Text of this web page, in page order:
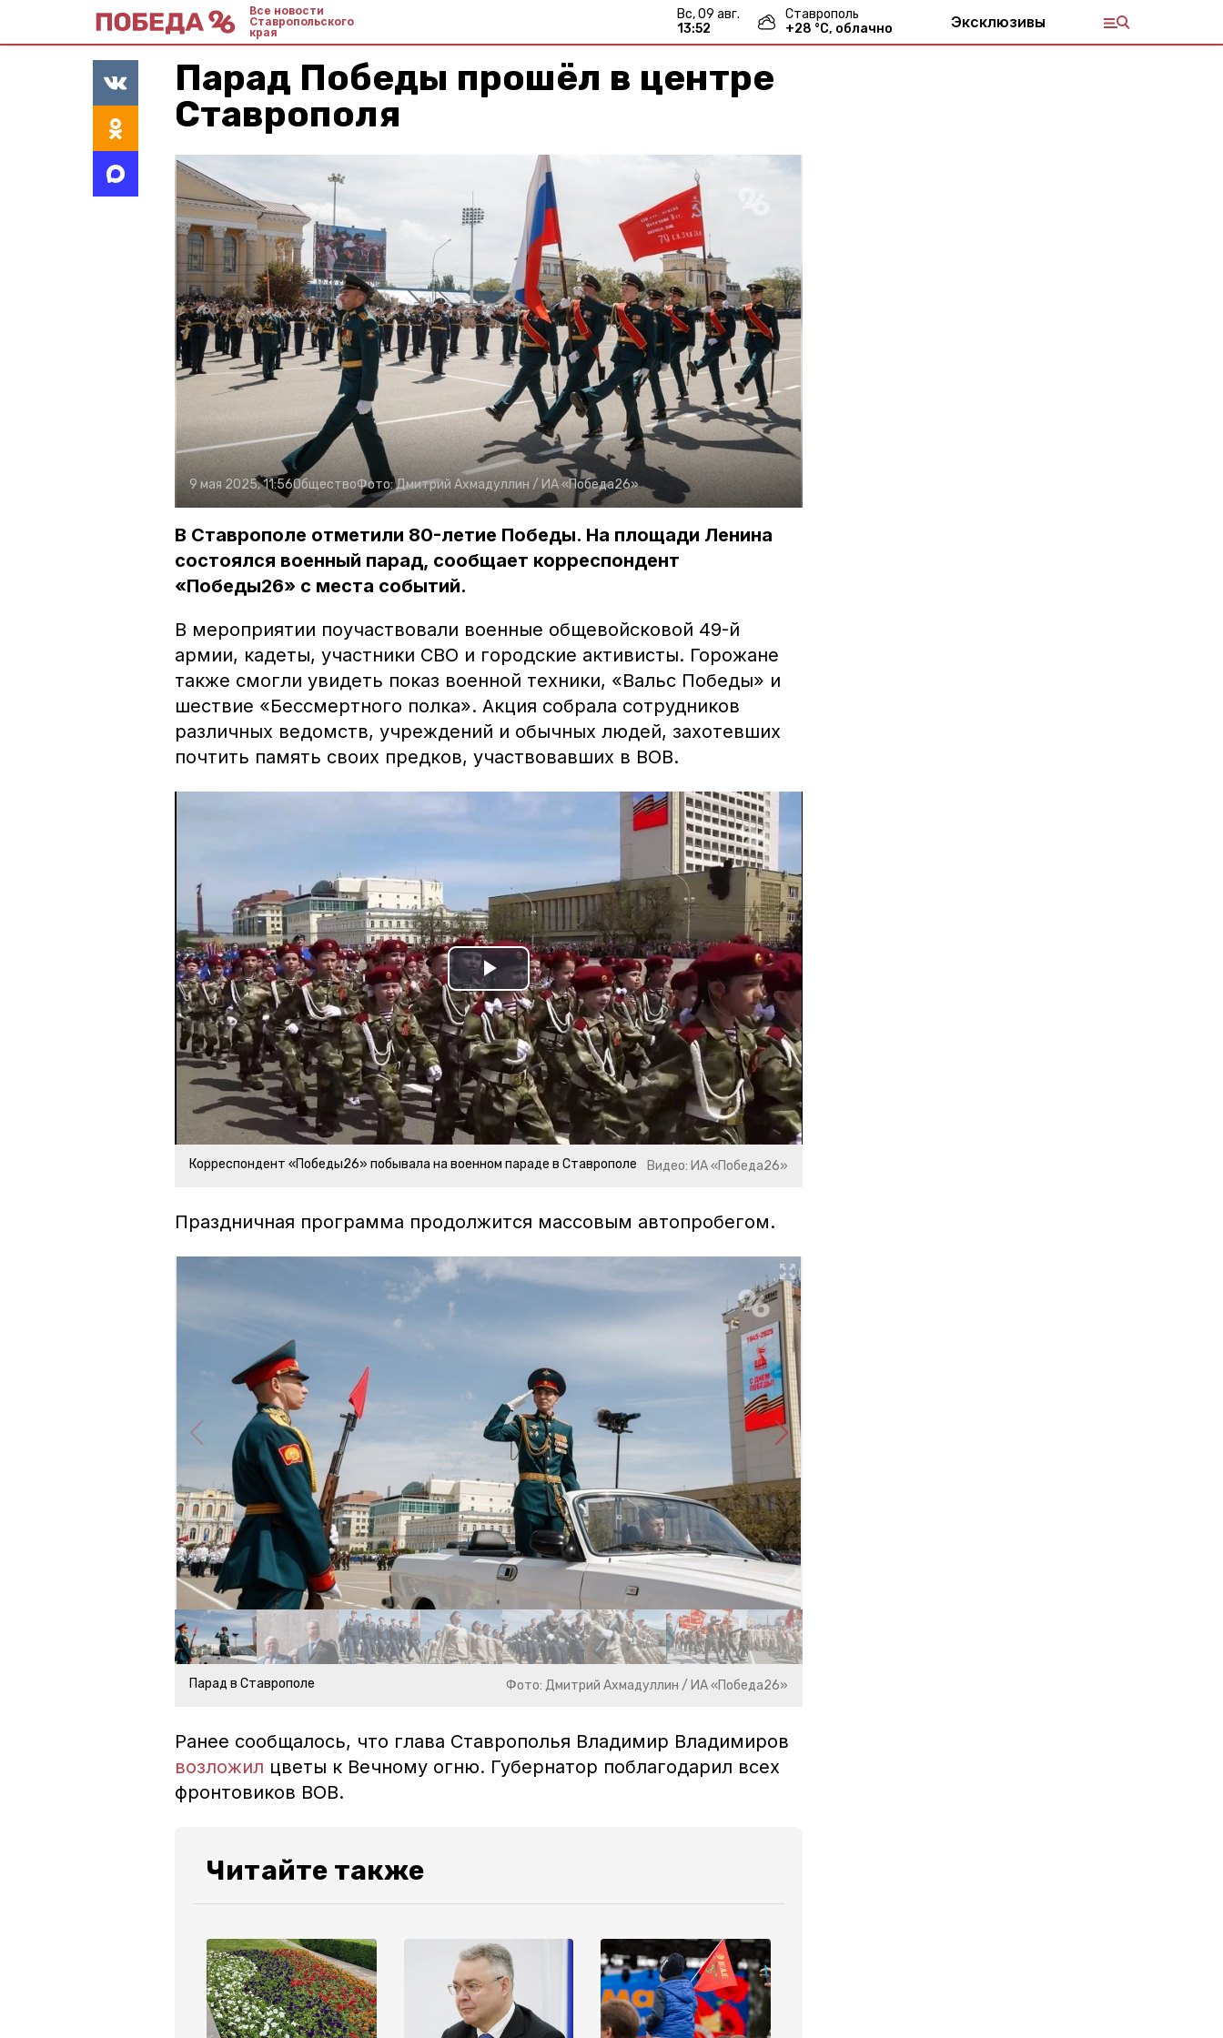
Все новости
Ставропольского
края
вс, 09 авг.
13:52
Ставрополь
+28 °С, облачно Эксклюзивы
Парад Победы прошёл в центре
Ставрополя
9 мая 2025, 11:56ОбществоФото:Дмитрий Ахмадуллин / ИА «Победа26»
В Ставрополе отметили 80-летие Победы. На площади Ленина
состоялся военный парад, сообщает корреспондент
«Победы26» с места событий.
В мероприятии поучаствовали военные общевойсковой 49-й
армии, кадеты, участники СВО и городские активисты. Горожане
также смогли увидеть показ военной техники, «Вальс Победы» и
шествие «Бессмертного полка». Акция собрала сотрудников
различных ведомств, учреждений и обычных людей, захотевших
почтить память своих предков, участвовавших в ВОВ.
Play
Video
Корреспондент «Победы26» побывала на военном параде в Ставрополе Видео: ИА «Победа26»
Праздничная программа продолжится массовым автопробегом.
Парад в Ставрополе Фото: Дмитрий Ахмадуллин / ИА «Победа26»
Ранее сообщалось, что глава Ставрополья Владимир Владимиров
возложил цветы к Вечному огню. Губернатор поблагодарил всех
фронтовиков ВОВ.
Читайте также